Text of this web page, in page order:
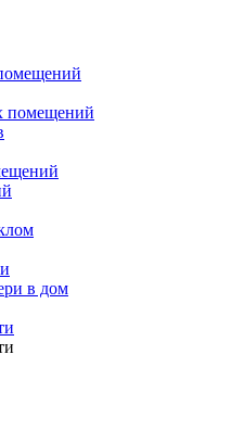
помещений
в дом